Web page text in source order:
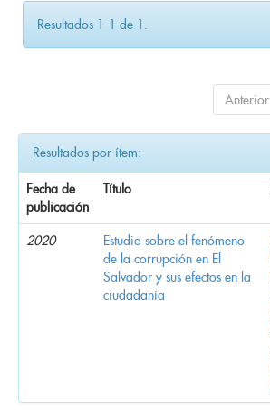
Resultados 1-1 de 1.
Anterior
Resultados por ítem:
Fecha de
publicación
Título
2020
Estudio sobre el fenómeno
de la corrupción en El
Salvador y sus efectos en la
ciudadanía